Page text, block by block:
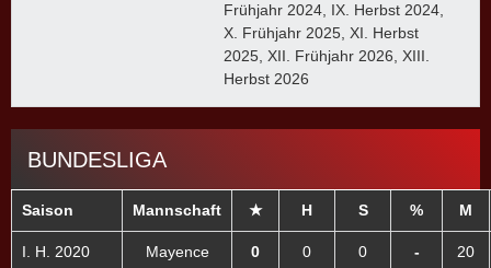
Frühjahr 2024, IX. Herbst 2024,
X. Frühjahr 2025, XI. Herbst
2025, XII. Frühjahr 2026, XIII.
Herbst 2026
BUNDESLIGA
Saison Mannschaft ★ H S % M
I. H. 2020 Mayence 0 0 0 - 20